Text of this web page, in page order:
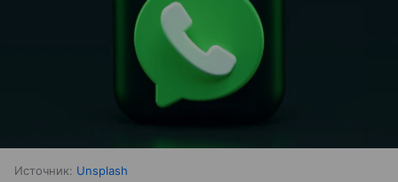
Источник: Unsplash